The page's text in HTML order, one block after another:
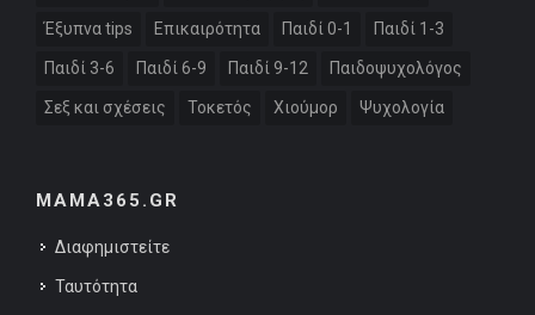
Έξυπνα tips Επικαιρότητα Παιδί 0-1 Παιδί 1-3
Παιδί 3-6 Παιδί 6-9 Παιδί 9-12 Παιδοψυχολόγος
Σεξ και σχέσεις Τοκετός Χιούμορ Ψυχολογία
MAMA365.GR
Διαφημιστείτε
Ταυτότητα